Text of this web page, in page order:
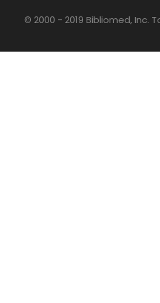
© 2000 - 2019 Bibliomed, Inc.